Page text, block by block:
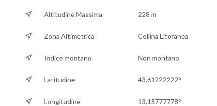
Altitudine Massima 228 m
Zona Altimetrica Collina Litoranea
Indice montano Non montano
Latitudine 43,61222222°
Longitudine 13,15777778°